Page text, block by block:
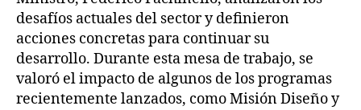
desafíos actuales del sector y definieron
acciones concretas para continuar su
desarrollo. Durante esta mesa de trabajo, se
valoró el impacto de algunos de los programas
recientemente lanzados, como Misión Diseño y